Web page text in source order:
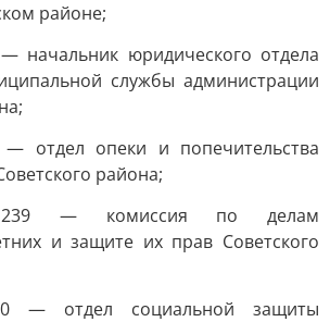
районе;
начальник юридического отдела
службы администрации
отдел опеки и попечительства
района;
— комиссия по делам
и защите их прав Советского
— отдел социальной защиты